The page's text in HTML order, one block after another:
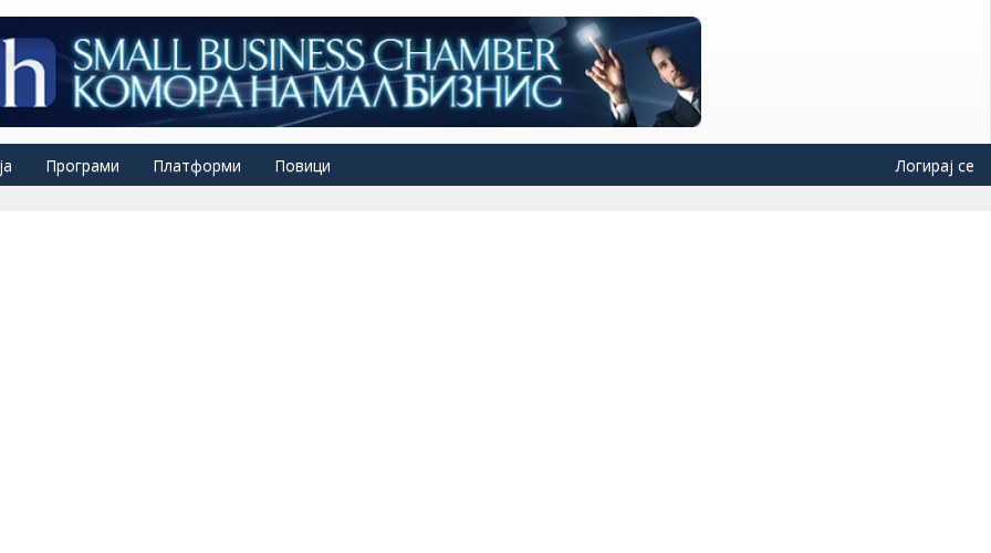
Програми Платформи Повици Логирај се